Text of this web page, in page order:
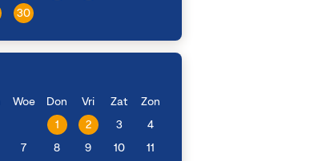
30
Woe Don Vri Zat Zon
1 2 3 4
7 8 9 10 11